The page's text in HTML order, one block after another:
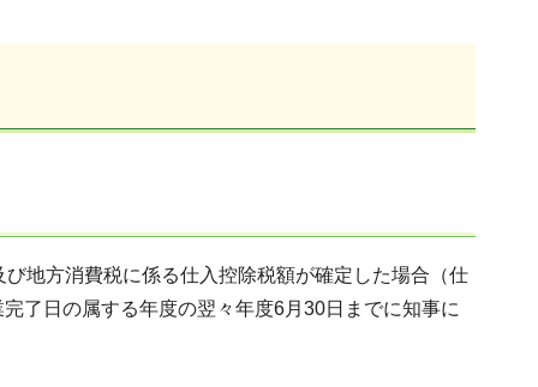
地方消費税に係る仕入控除税額が確定した場合（仕
了日の属する年度の翌々年度6月30日までに知事に